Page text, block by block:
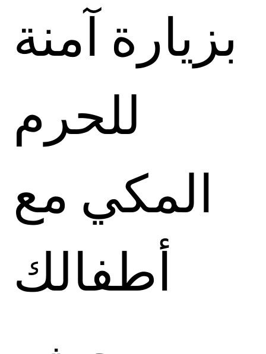
بزيارة آمنة
للحرم
المكي مع
أطفالك